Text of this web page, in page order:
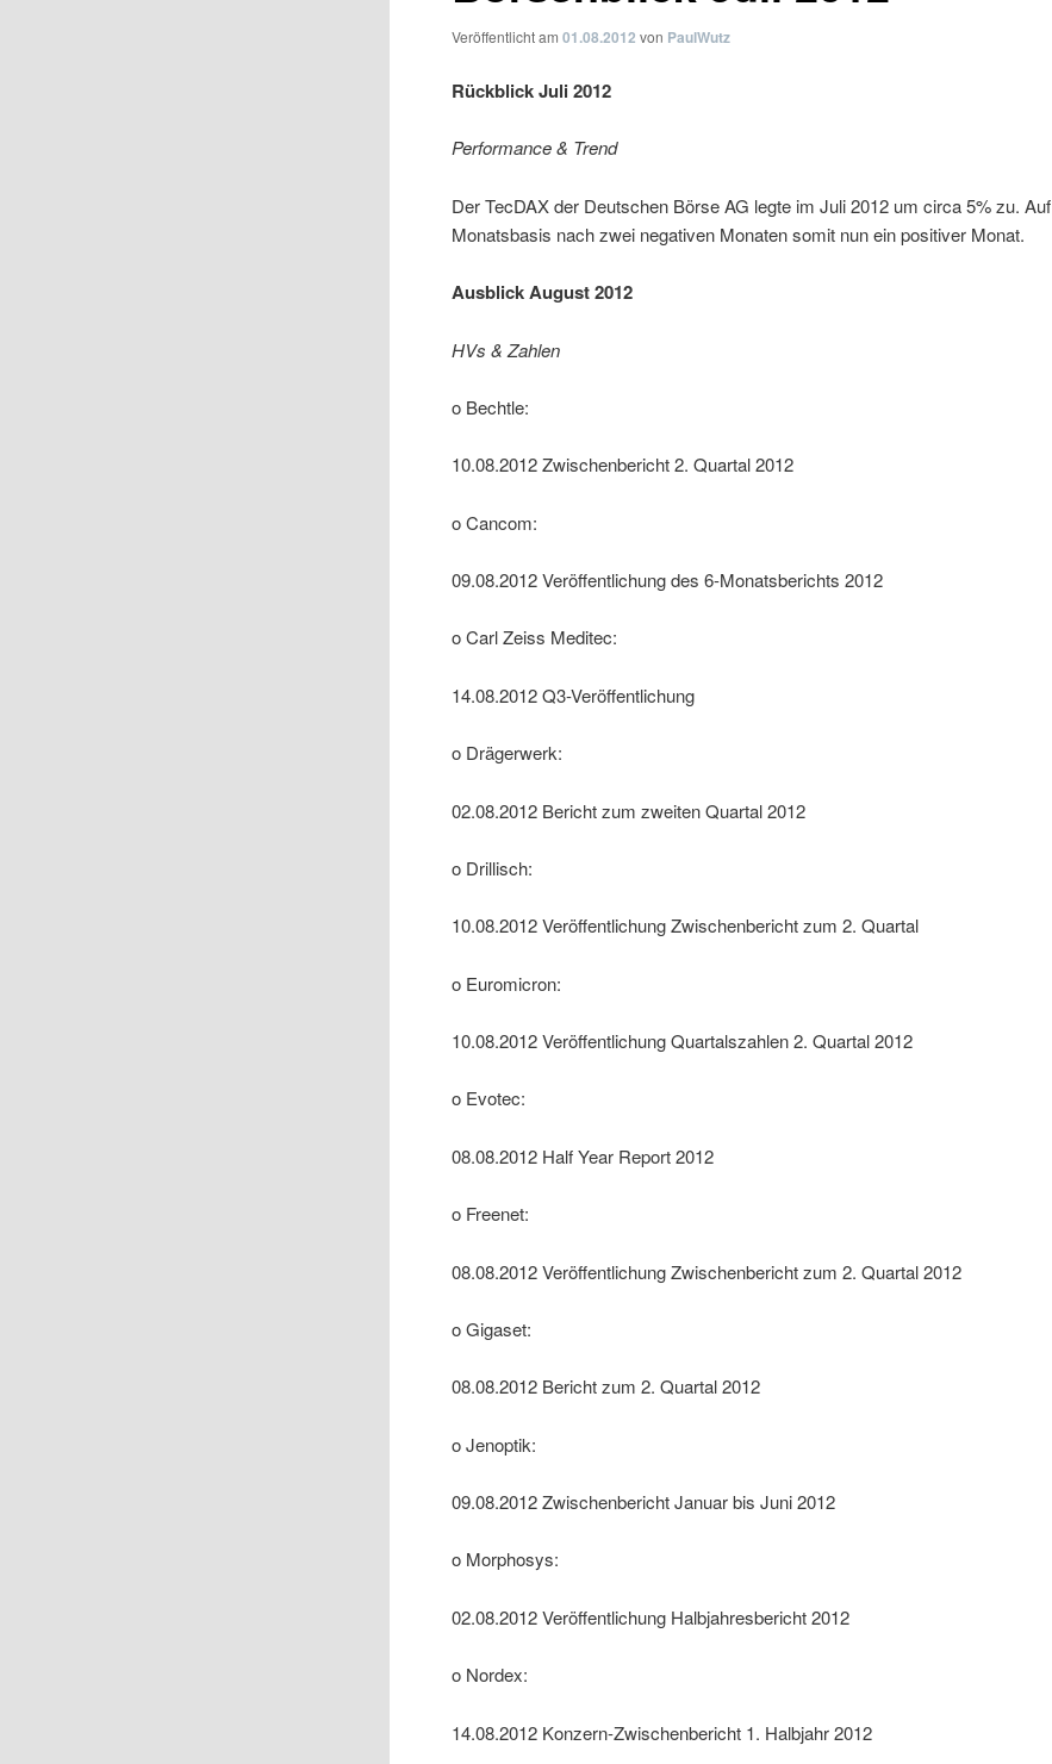
Veröffentlicht am01.08.2012 von PaulWutz
Rückblick Juli 2012
Performance & Trend
Der TecDAX der Deutschen Börse AG legte im Juli 2012 um circa 5% zu. Auf
Monatsbasis nach zwei negativen Monaten somit nun ein positiver Monat.
Ausblick August 2012
HVs & Zahlen
o Bechtle:
10.08.2012 Zwischenbericht 2. Quartal 2012
o Cancom:
09.08.2012 Veröffentlichung des 6-Monatsberichts 2012
o Carl Zeiss Meditec:
14.08.2012 Q3-Veröffentlichung
o Drägerwerk:
02.08.2012 Bericht zum zweiten Quartal 2012
o Drillisch:
10.08.2012 Veröffentlichung Zwischenbericht zum 2. Quartal
o Euromicron:
10.08.2012 Veröffentlichung Quartalszahlen 2. Quartal 2012
o Evotec:
08.08.2012 Half Year Report 2012
o Freenet:
08.08.2012 Veröffentlichung Zwischenbericht zum 2. Quartal 2012
o Gigaset:
08.08.2012 Bericht zum 2. Quartal 2012
o Jenoptik:
09.08.2012 Zwischenbericht Januar bis Juni 2012
o Morphosys:
02.08.2012 Veröffentlichung Halbjahresbericht 2012
o Nordex:
14.08.2012 Konzern-Zwischenbericht 1. Halbjahr 2012